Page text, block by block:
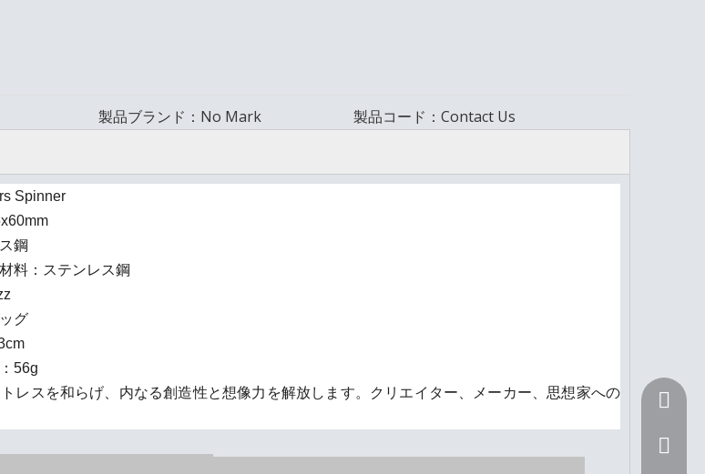
製品ブランド： No Mark 製品コード： Contact Us
Spinner
鋼
料：ステンレス鋼
グ
56g
レスを和らげ、内なる創造性と想像力を解放します。クリエイター、メーカー、思想家への
+ 86